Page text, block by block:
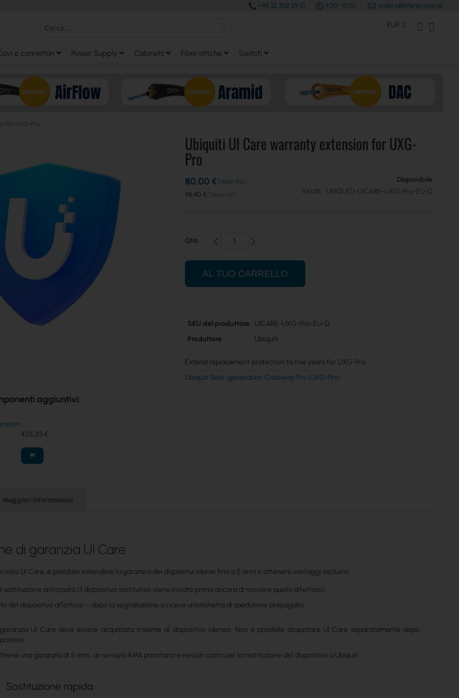
+48 32 302 29 10 9.00 -17.00 orders@interprojekt.pl
Valuta
EUR Il mio Account
e connettori Power Supply Cabinets Fibre ottiche Switch
for UXG-Pro
Ubiquiti UI Care warranty extension for UXG-
Pro
98,40 €
80,00 €
Disponibile
SKU
UBIQUITI-UICARE-UXG-Pro-EU-D
Qtà
AL TUO CARRELLO
Maggiori
SKU del produttore
UICARE-UXG-Pro-EU-D
Produttore
Ubiquiti
Extend replacement protection to five years for UXG-Pro
Ubiquiti Next-generation Gateway Pro (UXG-Pro)
aggiuntivi:
Pro)
425,23 €
Maggiori informazioni
di garanzia UI Care
UI Care, è possibile estendere la garanzia dei dispositivi idonei fino a 5 anni e ottenere vantaggi esclusivi:
sostituzione anticipata (il dispositivo sostitutivo viene inviato prima ancora di ricevere quello difettoso)
del dispositivo difettoso – dopo la segnalazione si riceve un’etichetta di spedizione prepagata
garanzia UI Care deve essere acquistata insieme al dispositivo idoneo. Non è possibile acquistare UI Care separatamente dopo
una garanzia di 5 anni, un servizio RMA prioritario e nessun costo per la restituzione del dispositivo a Ubiquiti.
Sostituzione rapida